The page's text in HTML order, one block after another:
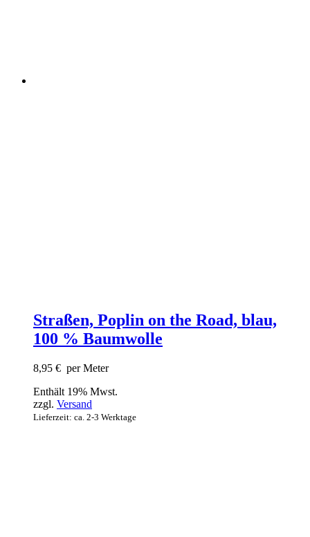
Straßen, Poplin on the Road, blau,
100 % Baumwolle
8,95 € per Meter
Enthält 19% Mwst.
zzgl. Versand
Lieferzeit: ca. 2-3 Werktage